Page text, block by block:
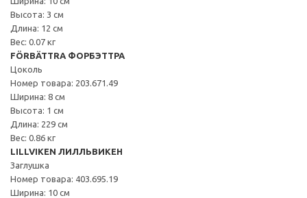
Высота: 3 см
Длина: 12 см
Вес: 0.07 кг
FÖRBÄTTRA ФОРБЭТТРА
Цоколь
Номер товара: 203.671.49
Ширина: 8 см
Высота: 1 см
Длина: 229 см
Вес: 0.86 кг
LILLVIKEN ЛИЛЛЬВИКЕН
Заглушка
Номер товара: 403.695.19
Ширина: 10 см